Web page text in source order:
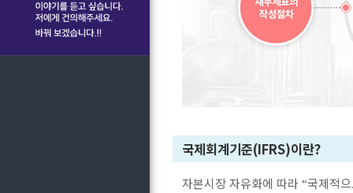
국제회계기준(IFRS)이란?
자본시장 자유화에 따라 “국제